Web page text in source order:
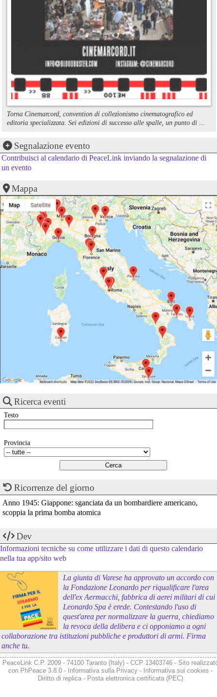
Torna Cinemarcord, convention di collezionismo cinematografico ed
editoria specializzata. Sei edizioni di successo alle spalle, un punto di ...
Segnalazione evento
Contribuisci al calendario di PeaceLink inviando la segnalazione di
un evento
Mappa
Ricerca eventi
Testo
Provincia
Ricorrenze del giorno
Anno 1945: Giappone: sganciata da un bombardiere americano,
scoppia la prima bomba atomica
Dev
Informazioni tecniche su come utilizzare i dati di questo calendario
nella tua app/sito web
La giunta di Varese ha approvato un accordo con
la Fondazione Leonardo per riqualificare l'area
dell'ex Aermacchi, fabbrica di aerei militari di cui
Leonardo Spa è erede. Contestando l'uso di
quest'area per normalizzare la guerra, chiediamo
la revoca della delibera e ci opponiamo a ogni
collaborazione tra istituzioni pubbliche e produttori di armi. Firma
anche tu.
PeaceLink C.P. 2009 - 74100 Taranto (Italy) - CCP 13403746 - Sito
con PhPeace 3.8.0- Informativa sulla Privacy- Informativa sui cookies -
Diritto di replica- Posta elettronica certificata (PEC)